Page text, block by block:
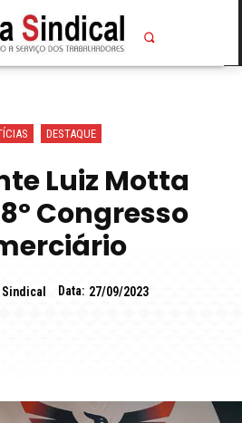
DESTAQUE
Luiz Motta
Congresso
Data: 27/09/2023